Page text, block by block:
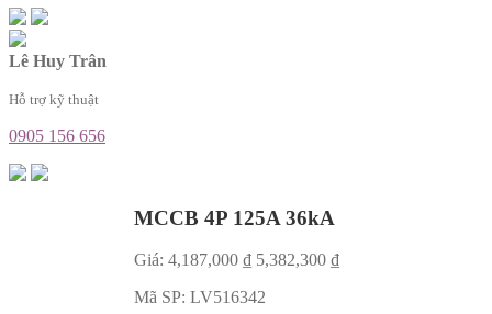
Lê Huy Trân
Hỗ trợ kỹ thuật
0905 156 656
MCCB 4P 125A 36kA
Giá: 4,187,000 ₫ 5,382,300 ₫
Mã SP: LV516342